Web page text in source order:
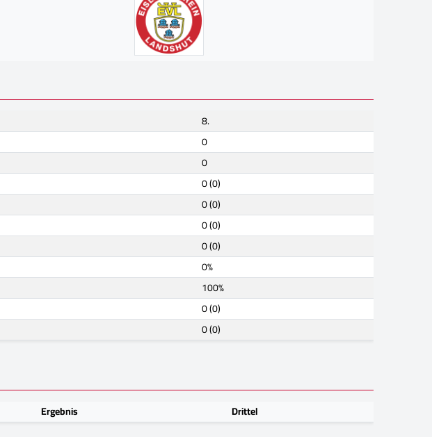
8.
0
0
0 (0)
0 (0)
0 (0)
0 (0)
0%
100%
0 (0)
0 (0)
Ergebnis Drittel